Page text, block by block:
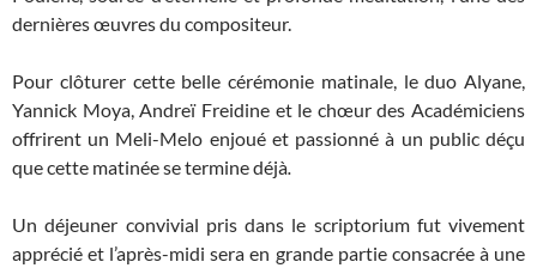
dernières œuvres du compositeur.
Pour clôturer cette belle cérémonie matinale, le duo Alyane,
Yannick Moya, Andreï Freidine et le chœur des Académiciens
offrirent un Meli-Melo enjoué et passionné à un public déçu
que cette matinée se termine déjà
Un déjeuner convivial pris dans le scriptorium fut vivement
apprécié et l’après-midi sera en grande partie consacrée à une